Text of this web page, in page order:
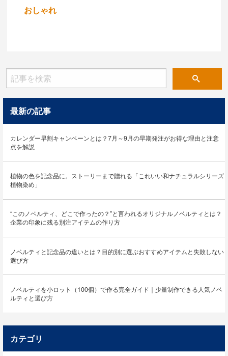
おしゃれ
最新の記事
カレンダー早割キャンペーンとは？7月～9月の早期発注がお得な理由と注意
点を解説
植物の色を記念品に。ストーリーまで贈れる「これいい和ナチュラルシリーズ
植物染め」
“このノベルティ、どこで作ったの？”と言われるオリジナルノベルティとは？
企業の印象に残る別注アイテムの作り方
ノベルティと記念品の違いとは？目的別に選ぶおすすめアイテムと失敗しない
選び方
ノベルティを小ロット（100個）で作る完全ガイド｜少量制作できる人気ノベ
ルティと選び方
カテゴリ